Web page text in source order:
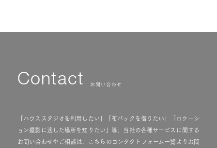
Contact お問い合わせ
「ハウススタジオを利用したい」「布バックを借りたい」「ロケーシ
ョン撮影に適した場所を知りたい」等、当社の各種サービスに関する
お問い合わせやご相談は、こちらのコンタクトフォーム一覧よりお問